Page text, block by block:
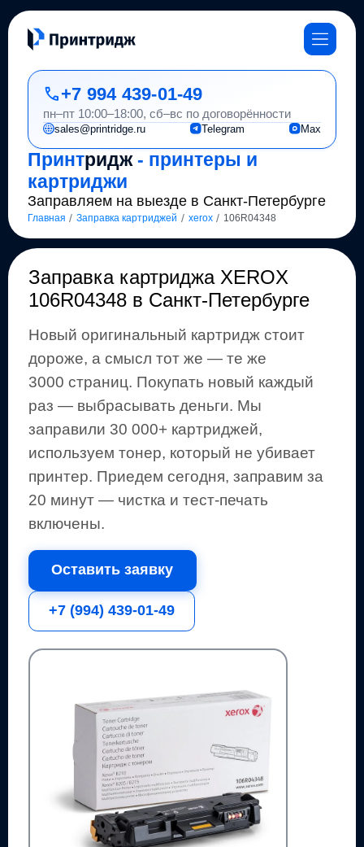
Принтридж- принтеры и
картриджи
Заправляем на выезде в Санкт-Петербурге
Главная / Заправка картриджей / xerox / 106R04348
+7 994 439-01-49
пн–пт 10:00–18:00, сб–вс по договорённости
sales@printridge.ru Telegram Max
Заправка картриджа XEROX
106R04348в Санкт-Петербурге
Новый оригинальный картридж стоит
дороже, а смысл тот же — те же
3000 страниц. Покупать новый каждый
раз — выбрасывать деньги. Мы
заправили 30 000+ картриджей,
используем тонер, который не убивает
принтер. Приедем сегодня, заправим за
20 минут — чистка и тест-печать
включены.
Оставить заявку
+7 (994) 439-01-49